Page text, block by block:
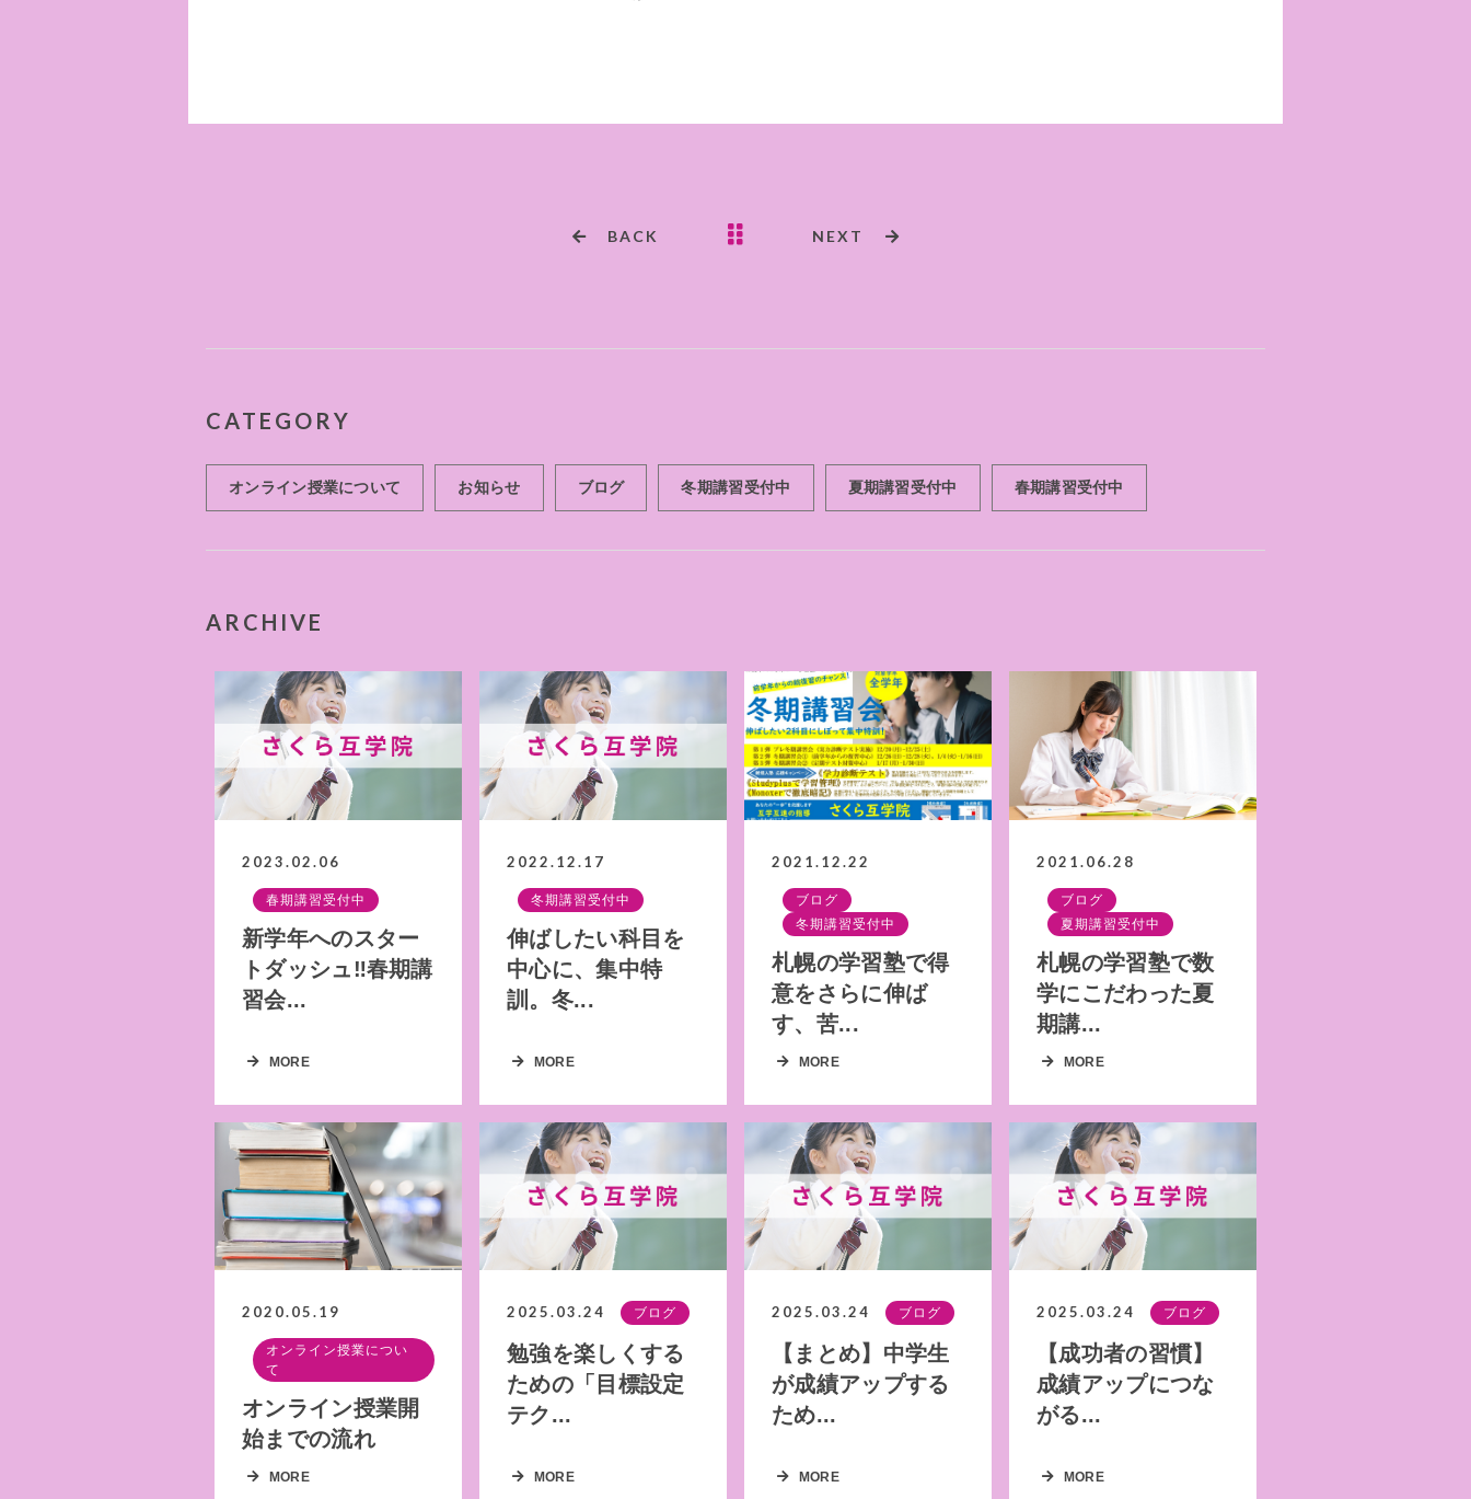
b
r
BACK NEXT
CATEGORY
オンライン授業について お知らせ ブログ 冬期講習受付中 夏期講習受付中 春期講習受付中
ARCHIVE
2023.02.06
春期講習受付中
新学年へのスター
トダッシュ‼春期講
習会...
MORE
2022.12.17
冬期講習受付中
伸ばしたい科目を
中心に、集中特
訓。冬...
MORE
2021.12.22
ブログ
冬期講習受付中
札幌の学習塾で得
意をさらに伸ば
す、苦...
MORE
2021.06.28
ブログ
夏期講習受付中
札幌の学習塾で数
学にこだわった夏
期講...
MORE
2020.05.19
オンライン授業につい
て
オンライン授業開
始までの流れ
MORE
2025.03.24 ブログ
勉強を楽しくする
ための「目標設定
テク...
MORE
2025.03.24 ブログ
【まとめ】中学生
が成績アップする
ため...
MORE
2025.03.24 ブログ
【成功者の習慣】
成績アップにつな
がる...
MORE